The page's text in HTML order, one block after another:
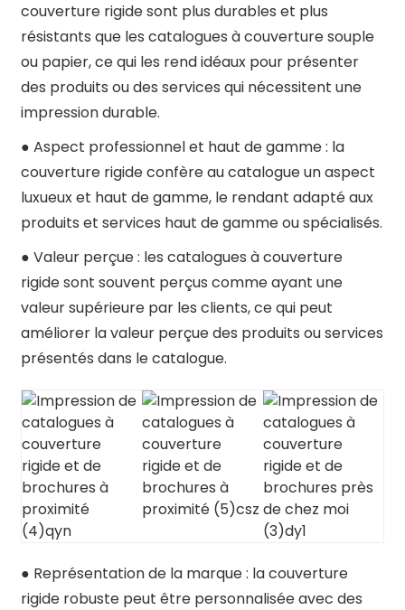
couverture rigide sont plus durables et plus
résistants que les catalogues à couverture souple
ou papier, ce qui les rend idéaux pour présenter
des produits ou des services qui nécessitent une
impression durable.
● Aspect professionnel et haut de gamme : la
couverture rigide confère au catalogue un aspect
luxueux et haut de gamme, le rendant adapté aux
produits et services haut de gamme ou spécialisés.
● Valeur perçue : les catalogues à couverture
rigide sont souvent perçus comme ayant une
valeur supérieure par les clients, ce qui peut
améliorer la valeur perçue des produits ou services
présentés dans le catalogue.
● Représentation de la marque : la couverture
rigide robuste peut être personnalisée avec des